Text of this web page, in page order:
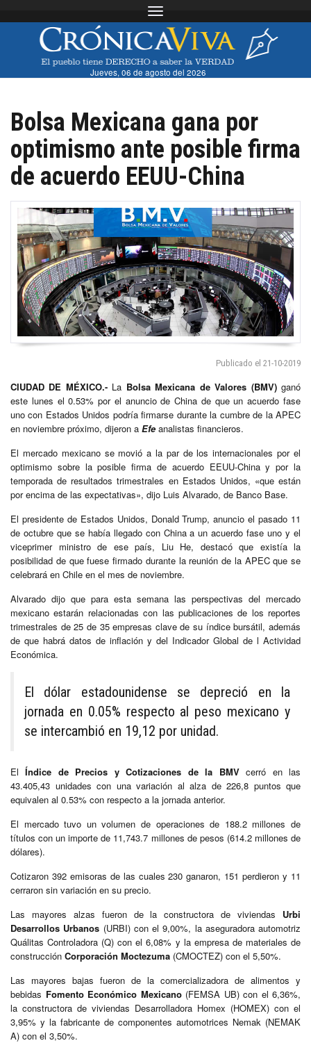
Toggle navigation
Jueves, 06 de agosto del 2026
Bolsa Mexicana gana por
optimismo ante posible firma
de acuerdo EEUU-China
Publicado el 21-10-2019
CIUDAD DE MÉXICO.- La Bolsa Mexicana de Valores (BMV)ganó
este lunes el 0.53% por el anuncio de China de que un acuerdo fase
uno con Estados Unidos podría firmarse durante la cumbre de la APEC
en noviembre próximo, dijeron a Efe analistas financieros.
El mercado mexicano se movió a la par de los internacionales por el
optimismo sobre la posible firma de acuerdo EEUU-China y por la
temporada de resultados trimestrales en Estados Unidos, «que están
por encima de las expectativas», dijo Luis Alvarado, de Banco Base.
El presidente de Estados Unidos, Donald Trump, anuncio el pasado 11
de octubre que se había llegado con China a un acuerdo fase uno y el
viceprimer ministro de ese país, Liu He, destacó que existía la
posibilidad de que fuese firmado durante la reunión de la APEC que se
celebrará en Chile en el mes de noviembre.
Alvarado dijo que para esta semana las perspectivas del mercado
mexicano estarán relacionadas con las publicaciones de los reportes
trimestrales de 25 de 35 empresas clave de su índice bursátil, además
de que habrá datos de inflación y del Indicador Global de l Actividad
Económica.
El dólar estadounidense se depreció en la
jornada en 0.05% respecto al peso mexicano y
se intercambió en 19,12 por unidad.
ElÍndice de Precios y Cotizaciones de la BMVcerró en las
43.405,43 unidades con una variación al alza de 226,8 puntos que
equivalen al 0.53% con respecto a la jornada anterior.
El mercado tuvo un volumen de operaciones de 188.2 millones de
títulos con un importe de 11,743.7 millones de pesos (614.2 millones de
dólares).
Cotizaron 392 emisoras de las cuales 230 ganaron, 151 perdieron y 11
cerraron sin variación en su precio.
Las mayores alzas fueron de la constructora de viviendas Urbi
Desarrollos Urbanos (URBI) con el 9,00%, la aseguradora automotriz
Quálitas Controladora (Q) con el 6,08% y la empresa de materiales de
construcción Corporación Moctezuma (CMOCTEZ) con el 5,50%.
Las mayores bajas fueron de la comercializadora de alimentos y
bebidas Fomento Económico Mexicano(FEMSA UB) con el 6,36%,
la constructora de viviendas Desarrolladora Homex (HOMEX) con el
3,95% y la fabricante de componentes automotrices Nemak (NEMAK
A) con el 3,50%.